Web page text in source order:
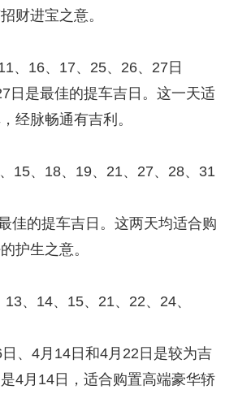
财进宝之意。
、16、17、25、26、27日
日是最佳的提车吉日。这一天适
经脉畅通有吉利。
15、18、19、21、27、28、31
佳的提车吉日。这两天均适合购
护生之意。
、14、15、21、22、24、
、4月14日和4月22日是较为吉
4月14日，适合购置高端豪华轿